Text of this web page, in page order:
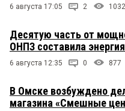
6 августа 17:05 2 1032
Десятую часть от
ОНПЗ составила
6 августа 12:35 0 877
В Омске возбуждено
магазина «Смешные